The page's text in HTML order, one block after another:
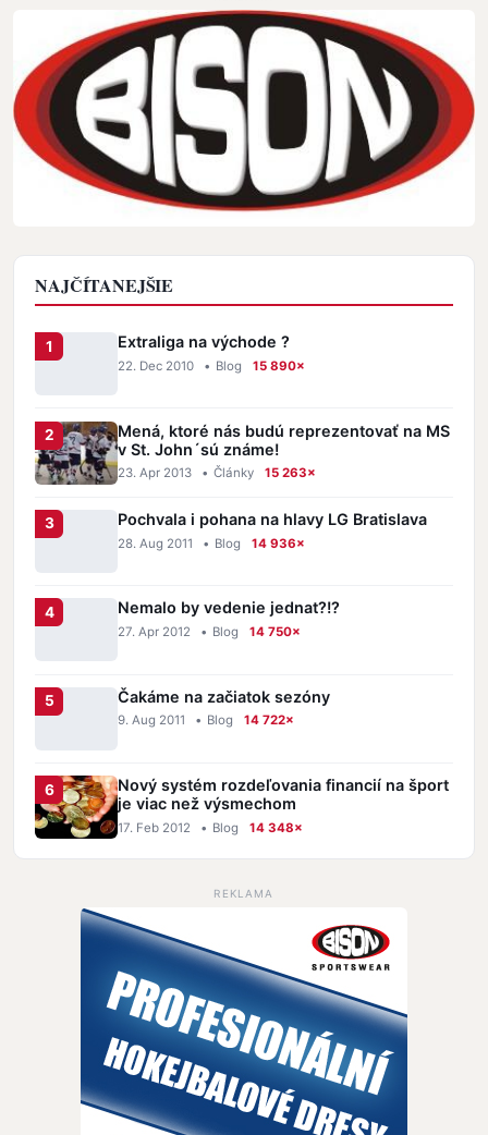
NAJČÍTANEJŠIE
Extraliga na východe ?
22. Dec 2010 • Blog 15 890×
Mená, ktoré nás budú reprezentovať na MS
v St. John´sú známe!
23. Apr 2013 • Články 15 263×
Pochvala i pohana na hlavy LG Bratislava
28. Aug 2011 • Blog 14 936×
Nemalo by vedenie jednat?!?
27. Apr 2012 • Blog 14 750×
Čakáme na začiatok sezóny
9. Aug 2011 • Blog 14 722×
Nový systém rozdeľovania financií na šport
je viac než výsmechom
17. Feb 2012 • Blog 14 348×
REKLAMA